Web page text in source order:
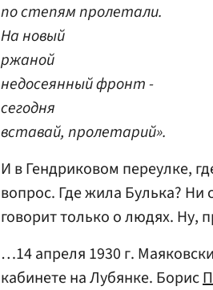
по степям пролетали.
На новый
ржаной
недосеянный фронт -
сегодня
вставай, пролетарий».
И в Гендриковом переулке,
вопрос. Где жила Булька?
говорит только о людях. Ну,
…14 апреля 1930 г.
кабинете на Лубянке. Борис